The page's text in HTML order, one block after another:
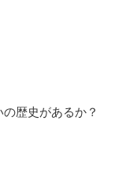
歴史があるか？